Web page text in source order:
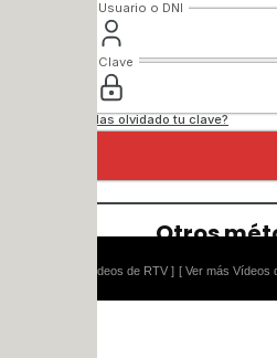
[ Ver más Vídeos didácticos ]